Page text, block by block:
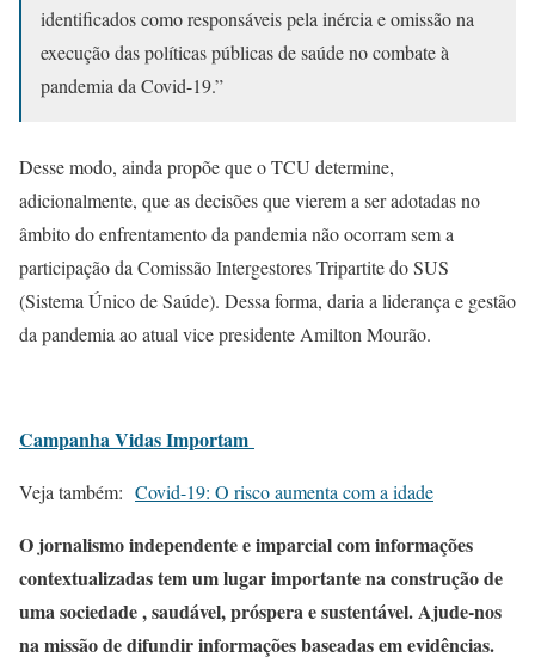
identificados como responsáveis pela inércia e omissão na
execução das políticas públicas de saúde no combate à
pandemia da Covid-19.”
Desse modo, ainda propõe que o TCU determine,
adicionalmente, que as decisões que vierem a ser adotadas no
âmbito do enfrentamento da pandemia não ocorram sem a
participação da Comissão Intergestores Tripartite do SUS
(Sistema Único de Saúde). Dessa forma, daria a liderança e gestão
da pandemia ao atual vice presidente Amilton Mourão.
Campanha Vidas Importam
Veja também: Covid-19: O risco aumenta com a idade
O jornalismo independente e imparcial com informações
contextualizadas tem um lugar importante na construção de
uma sociedade , saudável, próspera e sustentável. Ajude-nos
na missão de difundir informações baseadas em evidências.